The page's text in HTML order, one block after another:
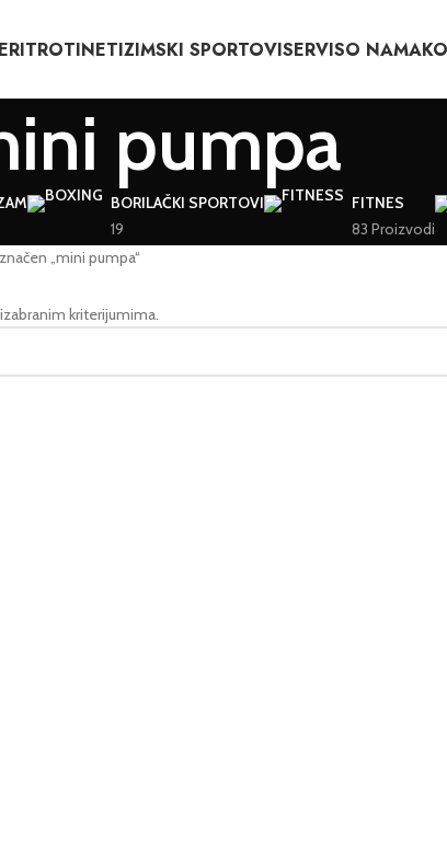
TROTINETIZIMSKI SPORTOVISERVISO NAMA
pumpa
BORILAČKI SPORTOVI
19
FITNES
83 Proizvodi
„mini pumpa“
kriterijumima.